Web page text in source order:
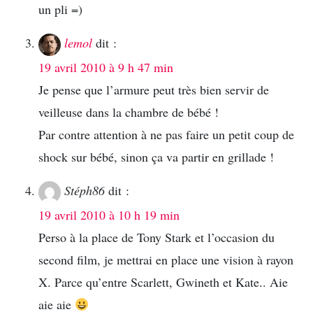
un pli =)
lemol dit :
19 avril 2010 à 9 h 47 min
Je pense que l’armure peut très bien servir de
veilleuse dans la chambre de bébé !
Par contre attention à ne pas faire un petit coup de
shock sur bébé, sinon ça va partir en grillade !
Stéph86 dit :
19 avril 2010 à 10 h 19 min
Perso à la place de Tony Stark et l’occasion du
second film, je mettrai en place une vision à rayon
X. Parce qu’entre Scarlett, Gwineth et Kate.. Aie
aie aie